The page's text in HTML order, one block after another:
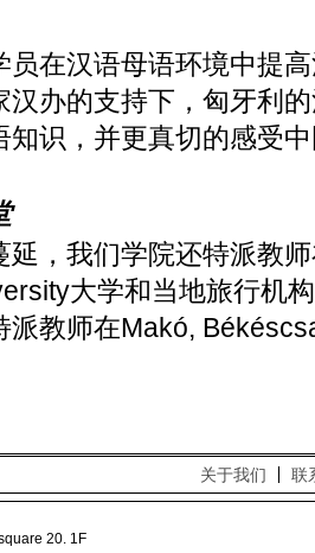
员在汉语母语环境中提
汉办的支持下，匈牙利
知识，并更真切的感受
延，我们学院还特派教
大学和当地旅行机
派教师在Makó,
关于我们 联
20. 1F